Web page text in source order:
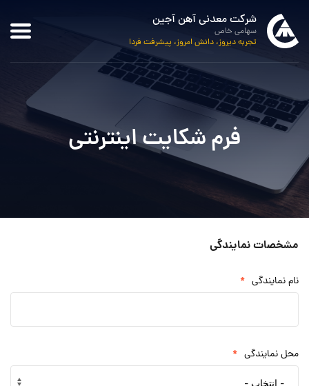
شرکت معدنی آهن آجین
سهامی خاص
تجربه دیروز، دانش امروز، پیشرفت فردا
فرم شکایت اینترنتی
مشخصات نمایندگی
نام نمایندگی *
محل نمایندگی *